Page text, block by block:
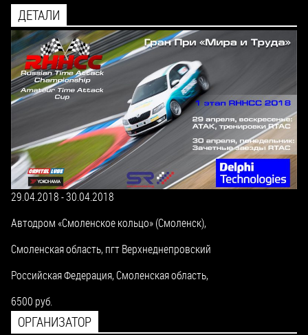
ДЕТАЛИ
29.04.2018-30.04.2018
Автодром «Смоленское кольцо» (Смоленск),
Смоленская область, пгт Верхнеднепровский
Российская Федерация,Смоленская область,
6500 руб.
ОРГАНИЗАТОР